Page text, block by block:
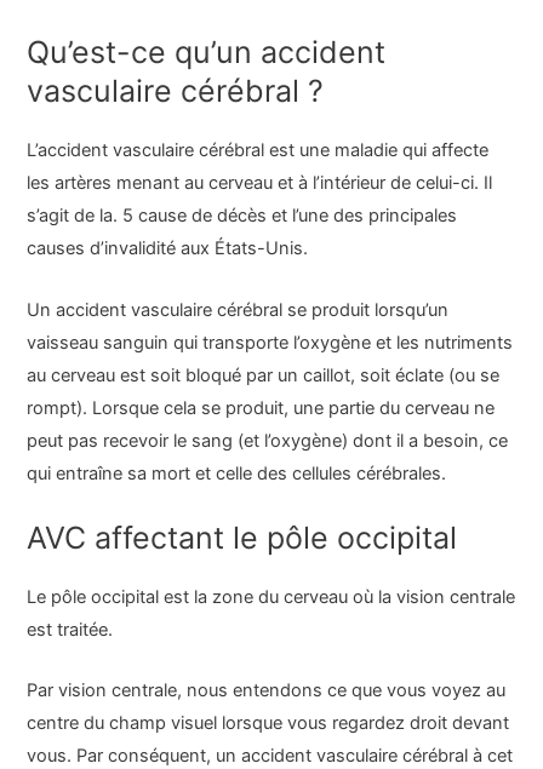
Qu’est-ce qu’un accident
vasculaire cérébral ?
L’accident vasculaire cérébral est une maladie qui affecte
les artères menant au cerveau et à l’intérieur de celui-ci. Il
s’agit de la. 5 cause de décès et l’une des principales
causes d’invalidité aux États-Unis.
Un accident vasculaire cérébral se produit lorsqu’un
vaisseau sanguin qui transporte l’oxygène et les nutriments
au cerveau est soit bloqué par un caillot, soit éclate (ou se
rompt). Lorsque cela se produit, une partie du cerveau ne
peut pas recevoir le sang (et l’oxygène) dont il a besoin, ce
qui entraîne sa mort et celle des cellules cérébrales.
AVC affectant le pôle occipital
Le pôle occipital est la zone du cerveau où la vision centrale
est traitée.
Par vision centrale, nous entendons ce que vous voyez au
centre du champ visuel lorsque vous regardez droit devant
vous. Par conséquent, un accident vasculaire cérébral à cet